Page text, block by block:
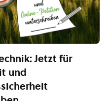
Jetzt für
und